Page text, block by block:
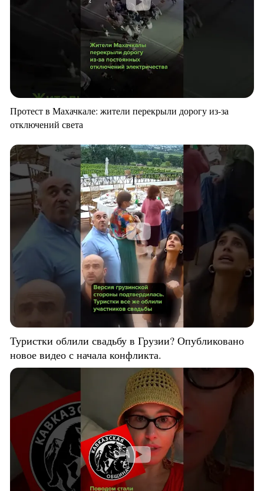
Протест в Махачкале: жители перекрыли дорогу из-за
отключений света
Туристки облили свадьбу в Грузии? Опубликовано
новое видео с начала конфликта.